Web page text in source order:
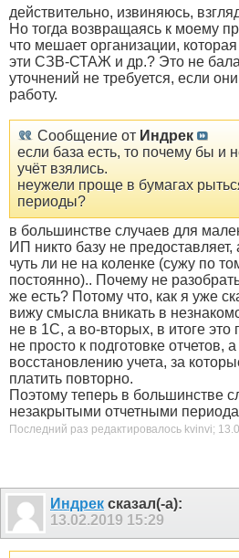
действительно, извиняюсь,
Но тогда возвращаясь к моему
что мешает организации, которая
эти СЗВ-СТАЖ и др.? Это не
уточнений не требуется, если
работу.
Сообщение от Индрек
если база есть, то почему бы и
учёт взялись.
неужели проще в бумагах
периоды?
в большинстве случаев для
ИП никто базу не предоставляет,
чуть ли не на коленке (сужу по
постоянно).. Почему не
же есть? Потому что, как я уже
вижу смысла вникать в
не в 1С, а во-вторых, в итоге это
не просто к подготовке отчетов,
восстановлению учета, за
платить повторно.
Поэтому теперь в большинстве
незакрытыми отчетными
Последний раз редактировалось kvinvi;
Индрек сказал(-а):
13.02.2019 15:29